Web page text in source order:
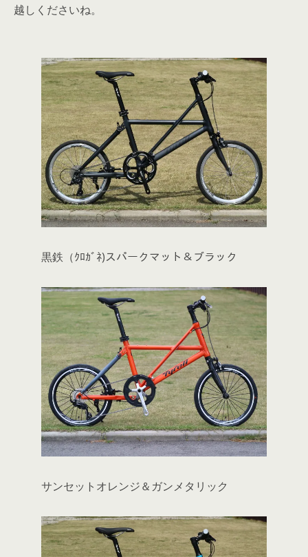
越しくださいね。
黒鉄（ｸﾛｶﾞﾈ)スパークマット＆ブラック
サンセットオレンジ＆ガンメタリック